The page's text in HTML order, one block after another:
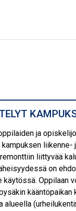
ja
liittyvää
on
Oppilaan
kääntöpaikan